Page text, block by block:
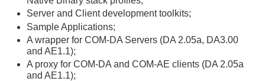
Server and Client development toolkits;
Sample Applications;
A wrapper for COM-DA Servers (DA 2.05a, DA3.00
and AE1.1);
A proxy for COM-DA and COM-AE clients (DA 2.05a
and AE1.1);